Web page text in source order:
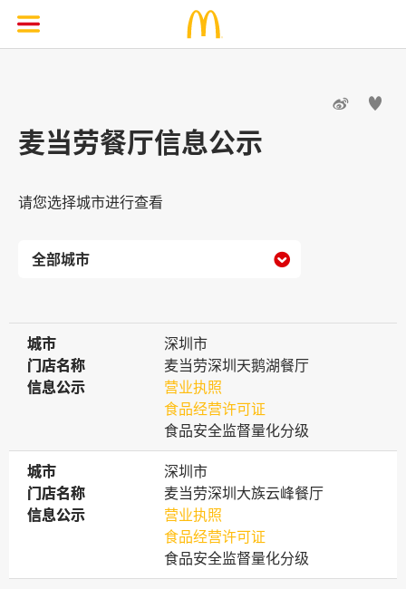
 
麦当劳餐厅信息公示
请您选择城市进行查看

城市
城市
深圳市
门店名称
门店名称
麦当劳深圳天鹅湖餐厅
信息公示
信息公示
营业执照
食品经营许可证
食品安全监督量化分级
城市
城市
深圳市
门店名称
门店名称
麦当劳深圳大族云峰餐厅
信息公示
信息公示
营业执照
食品经营许可证
食品安全监督量化分级